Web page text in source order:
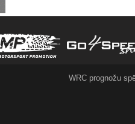
WRC prognožu